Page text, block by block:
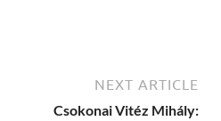
NEXT ARTICLE
Csokonai Vitéz Mihály: